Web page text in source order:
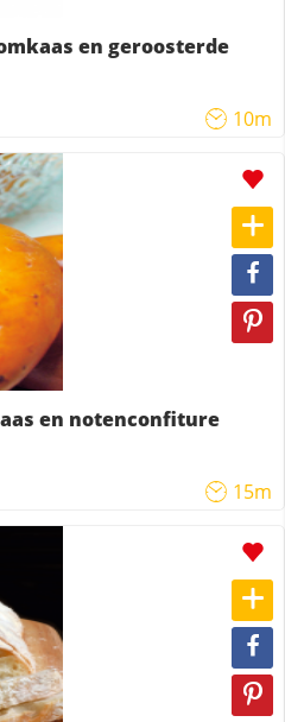
en geroosterde
10m
en notenconfiture
15m